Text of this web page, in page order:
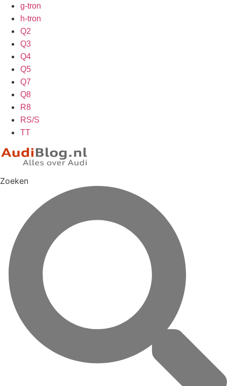
g-tron
h-tron
Q2
Q3
Q4
Q5
Q7
Q8
R8
RS/S
TT
Zoeken